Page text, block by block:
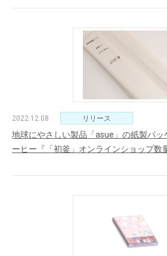
2022.12.08 リリース
地球にやさしい製品「asue」の紙製パッ
ーヒー『「初釜」オンラインショップ数